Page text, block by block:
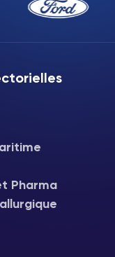
Pharma